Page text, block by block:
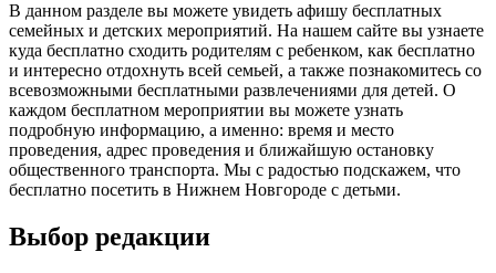
В данном разделе вы можете увидеть афишу бесплатных
семейных и детских мероприятий. На нашем сайте вы узнаете
куда бесплатно сходить родителям с ребенком, как бесплатно
и интересно отдохнуть всей семьей, а также познакомитесь со
всевозможными бесплатными развлечениями для детей. О
каждом бесплатном мероприятии вы можете узнать
подробную информацию, а именно: время и место
проведения, адрес проведения и ближайшую остановку
общественного транспорта. Мы с радостью подскажем, что
бесплатно посетить в Нижнем Новгороде с детьми.
Выбор редакции